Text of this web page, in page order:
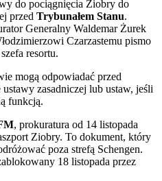
do pociągnięcia Ziobry do
przed Trybunałem Stanu.
Generalny Waldemar Żurek
Czarzastemu pismo
resortu.
mogą odpowiadać przed
ustawy zasadniczej lub ustaw, jeśli
funkcją.
, prokuratura od 14 listopada
Ziobry. To dokument, który
poza strefą Schengen.
18 listopada przez